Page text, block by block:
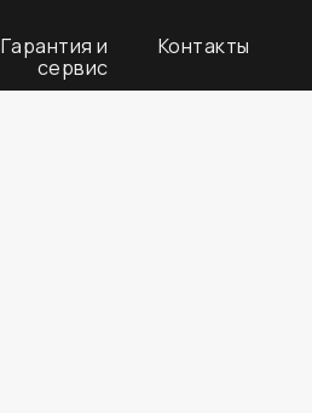
Гарантия и
сервис
Контакты